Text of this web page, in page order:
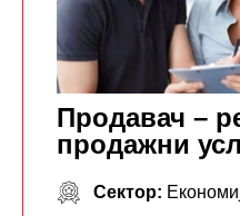
Продавач –
продажни
Сектор: